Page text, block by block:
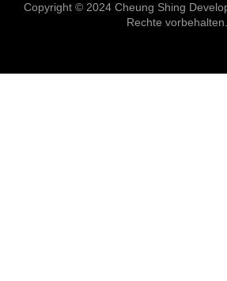
Copyright © 2024 Cheung Shing
Rechte vorbehalten.